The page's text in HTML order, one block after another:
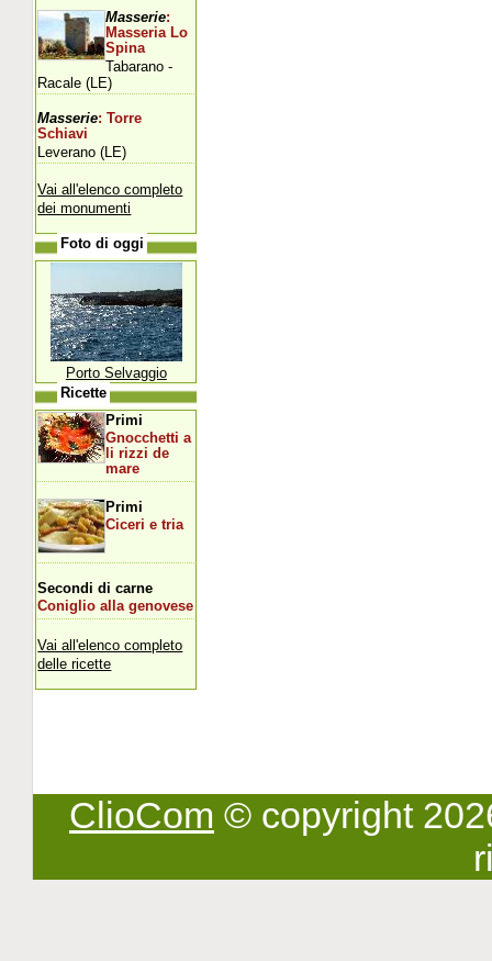
Masserie:
Masseria Lo
Spina
Tabarano -
Racale (LE)
Masserie: Torre
Schiavi
Leverano (LE)
Vai all'elenco completo
dei monumenti
Foto di oggi
Porto Selvaggio
Ricette
Primi
Gnocchetti a
li rizzi de
mare
Primi
Ciceri e tria
Secondi di carne
Coniglio alla genovese
Vai all'elenco completo
delle ricette
ClioCom © copyright